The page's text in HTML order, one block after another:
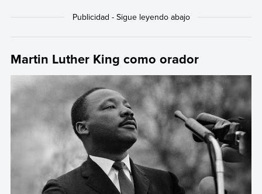
Martin Luther King como orador